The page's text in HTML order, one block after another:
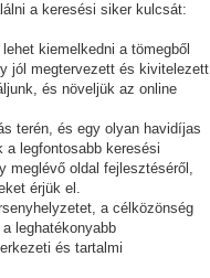
a keresési siker kulcsát:
kiemelkedni a tömegből
jól megtervezett és kivitelezett
és növeljük az online
terén, és egy olyan havidíjas
legfontosabb keresési
meglévő oldal fejlesztéséről,
érjük el.
a célközönség
leghatékonyabb
és tartalmi